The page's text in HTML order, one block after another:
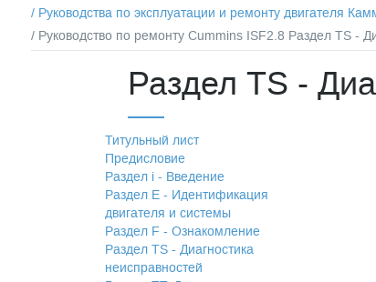
/ Руководства по эксплуатации и ремонту двигателя
/ Руководство по ремонту Cummins ISF2.8 Раздел TS -
Раздел TS -
Титульный лист
Предисловие
Раздел i - Введение
Раздел Е - Идентификация
двигателя и системы
Раздел F - Ознакомление
Раздел TS - Диагностика
неисправностей